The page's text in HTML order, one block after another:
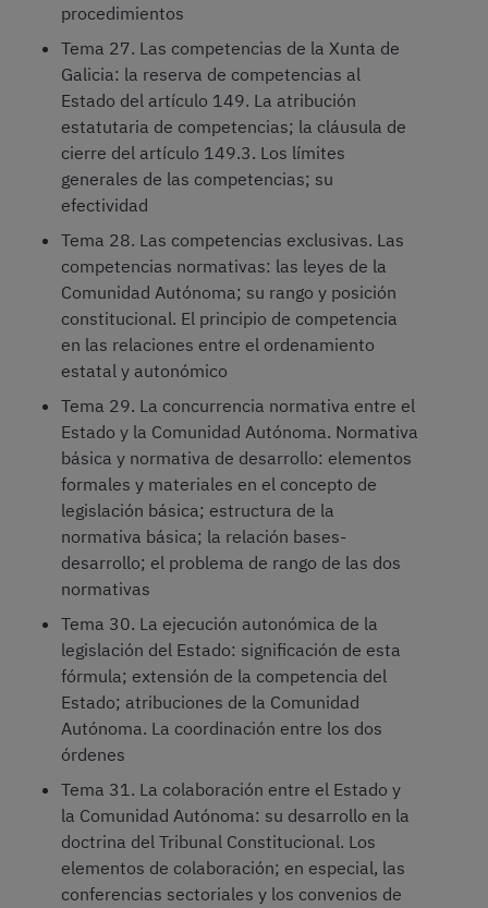
procedimientos
Tema 27. Las competencias de la Xunta de
Galicia: la reserva de competencias al
Estado del artículo 149. La atribución
estatutaria de competencias; la cláusula de
cierre del artículo 149.3. Los límites
generales de las competencias; su
efectividad
Tema 28. Las competencias exclusivas. Las
competencias normativas: las leyes de la
Comunidad Autónoma; su rango y posición
constitucional. El principio de competencia
en las relaciones entre el ordenamiento
estatal y autonómico
Tema 29. La concurrencia normativa entre el
Estado y la Comunidad Autónoma. Normativa
básica y normativa de desarrollo: elementos
formales y materiales en el concepto de
legislación básica; estructura de la
normativa básica; la relación bases-
desarrollo; el problema de rango de las dos
normativas
Tema 30. La ejecución autonómica de la
legislación del Estado: significación de esta
fórmula; extensión de la competencia del
Estado; atribuciones de la Comunidad
Autónoma. La coordinación entre los dos
órdenes
Tema 31. La colaboración entre el Estado y
la Comunidad Autónoma: su desarrollo en la
doctrina del Tribunal Constitucional. Los
elementos de colaboración; en especial, las
conferencias sectoriales y los convenios de